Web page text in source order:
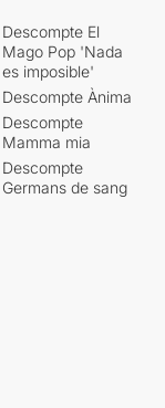
Descompte El
Mago Pop 'Nada
es imposible'
Descompte Ànima
Descompte
Mamma mia
Descompte
Germans de sang